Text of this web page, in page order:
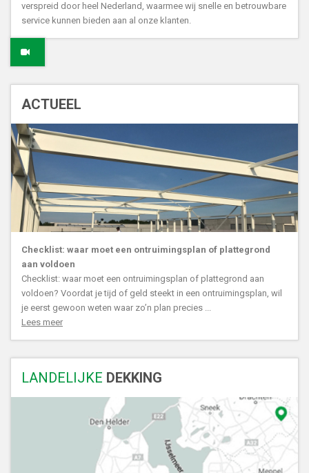
verspreid door heel Nederland, waarmee wij snelle en betrouwbare
service kunnen bieden aan al onze klanten.
ACTUEEL
Checklist: waar moet een ontruimingsplan of plattegrond
aan voldoen
Checklist: waar moet een ontruimingsplan of plattegrond aan
voldoen? Voordat je tijd of geld steekt in een ontruimingsplan, wil
je eerst gewoon weten waar zo’n plan precies ...
Lees meer
LANDELIJKE DEKKING